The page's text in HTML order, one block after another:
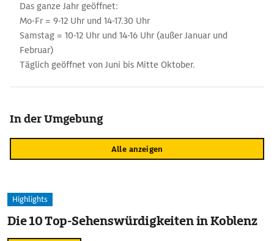
Das ganze Jahr geöffnet:
Mo-Fr = 9-12 Uhr und 14-17.30 Uhr
Samstag = 10-12 Uhr und 14-16 Uhr (außer Januar und
Februar)
Täglich geöffnet von Juni bis Mitte Oktober.
In der Umgebung
Alle anzeigen
Highlights
Die 10 Top-Sehenswürdigkeiten in Koblenz